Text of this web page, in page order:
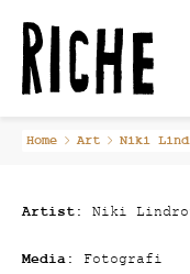
Skip
Home Art Niki
Artist: Niki
Media: Fotografi